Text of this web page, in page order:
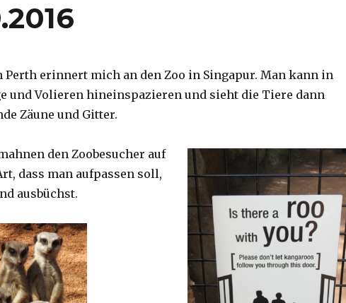
Perth erinnert mich an den Zoo in Singapur. Man kann in
und Volieren hineinspazieren und sieht die Tiere dann
Zäune und Gitter.
den Zoobesucher auf
dass man aufpassen soll,
ausbüchst.